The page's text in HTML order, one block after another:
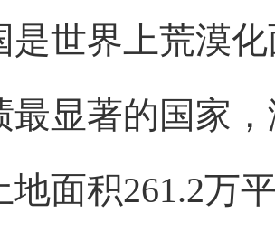
是世界上荒漠
最显著的国家
地面积261.2万